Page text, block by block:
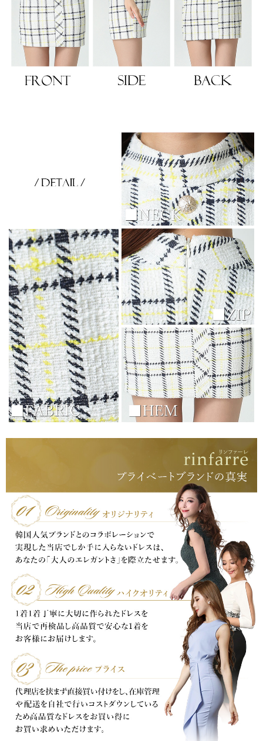
ピース
、自分らしく、美しく。-
ンピース
エレガンスをひとさじー
エット。 夏の視線を独り占めする「夏の主役ラップロングドレス」